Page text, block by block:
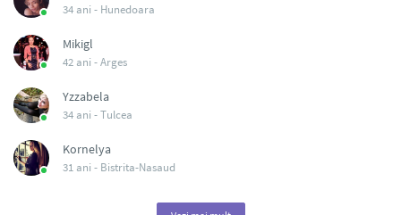
34 ani - Hunedoara
Mikigl
42 ani -Arges
Yzzabela
34 ani -Tulcea
Kornelya
31 ani - Bistrita-Nasaud